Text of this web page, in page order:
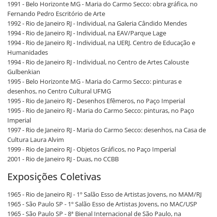
1991 - Belo Horizonte MG - Maria do Carmo Secco: obra gráfica, no
Fernando Pedro Escritório de Arte
1992 - Rio de Janeiro RJ - Individual, na Galeria Cândido Mendes
1994 - Rio de Janeiro RJ - Individual, na EAV/Parque Lage
1994 - Rio de Janeiro RJ - Individual, na UERJ. Centro de Educação e
Humanidades
1994 - Rio de Janeiro RJ - Individual, no Centro de Artes Calouste
Gulbenkian
1995 - Belo Horizonte MG - Maria do Carmo Secco: pinturas e
desenhos, no Centro Cultural UFMG
1995 - Rio de Janeiro RJ - Desenhos Efêmeros, no Paço Imperial
1995 - Rio de Janeiro RJ - Maria do Carmo Secco: pinturas, no Paço
Imperial
1997 - Rio de Janeiro RJ - Maria do Carmo Secco: desenhos, na Casa de
Cultura Laura Alvim
1999 - Rio de Janeiro RJ - Objetos Gráficos, no Paço Imperial
2001 - Rio de Janeiro RJ - Duas, no CCBB
Exposições Coletivas
1965 - Rio de Janeiro RJ - 1º Salão Esso de Artistas Jovens, no MAM/RJ
1965 - São Paulo SP - 1º Salão Esso de Artistas Jovens, no MAC/USP
1965 - São Paulo SP - 8ª Bienal Internacional de São Paulo, na